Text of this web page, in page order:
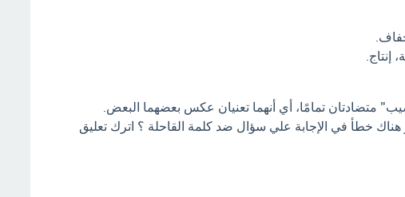
متضادتان تمامًا، أي أنهما تعنيان عكس بعضهما البعض.
هناك خطأ في الإجابة علي سؤال ضد كلمة القاحلة ؟ اترك تعليق